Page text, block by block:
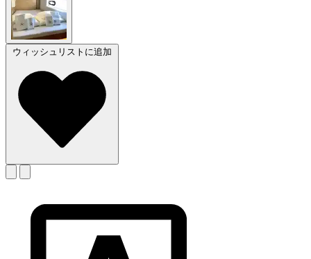
ウィッシュリストに追加